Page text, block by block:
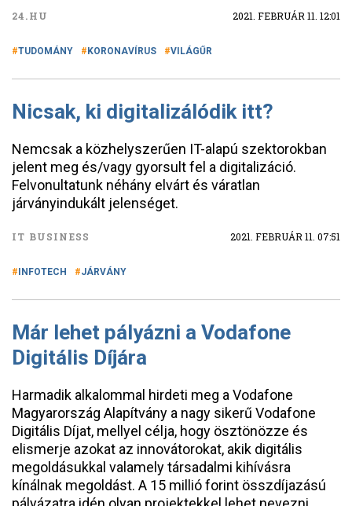
24.HU 2021. FEBRUÁR 11. 12:01
TUDOMÁNY KORONAVÍRUS VILÁGŰR
Nicsak, ki digitalizálódik itt?
Nemcsak a közhelyszerűen IT-alapú szektorokban
jelent meg és/vagy gyorsult fel a digitalizáció.
Felvonultatunk néhány elvárt és váratlan
járványindukált jelenséget.
IT BUSINESS 2021. FEBRUÁR 11. 07:51
INFOTECH JÁRVÁNY
Már lehet pályázni a Vodafone
Digitális Díjára
Harmadik alkalommal hirdeti meg a Vodafone
Magyarország Alapítvány a nagy sikerű Vodafone
Digitális Díjat, mellyel célja, hogy ösztönözze és
elismerje azokat az innovátorokat, akik digitális
megoldásukkal valamely társadalmi kihívásra
kínálnak megoldást. A 15 millió forint összdíjazású